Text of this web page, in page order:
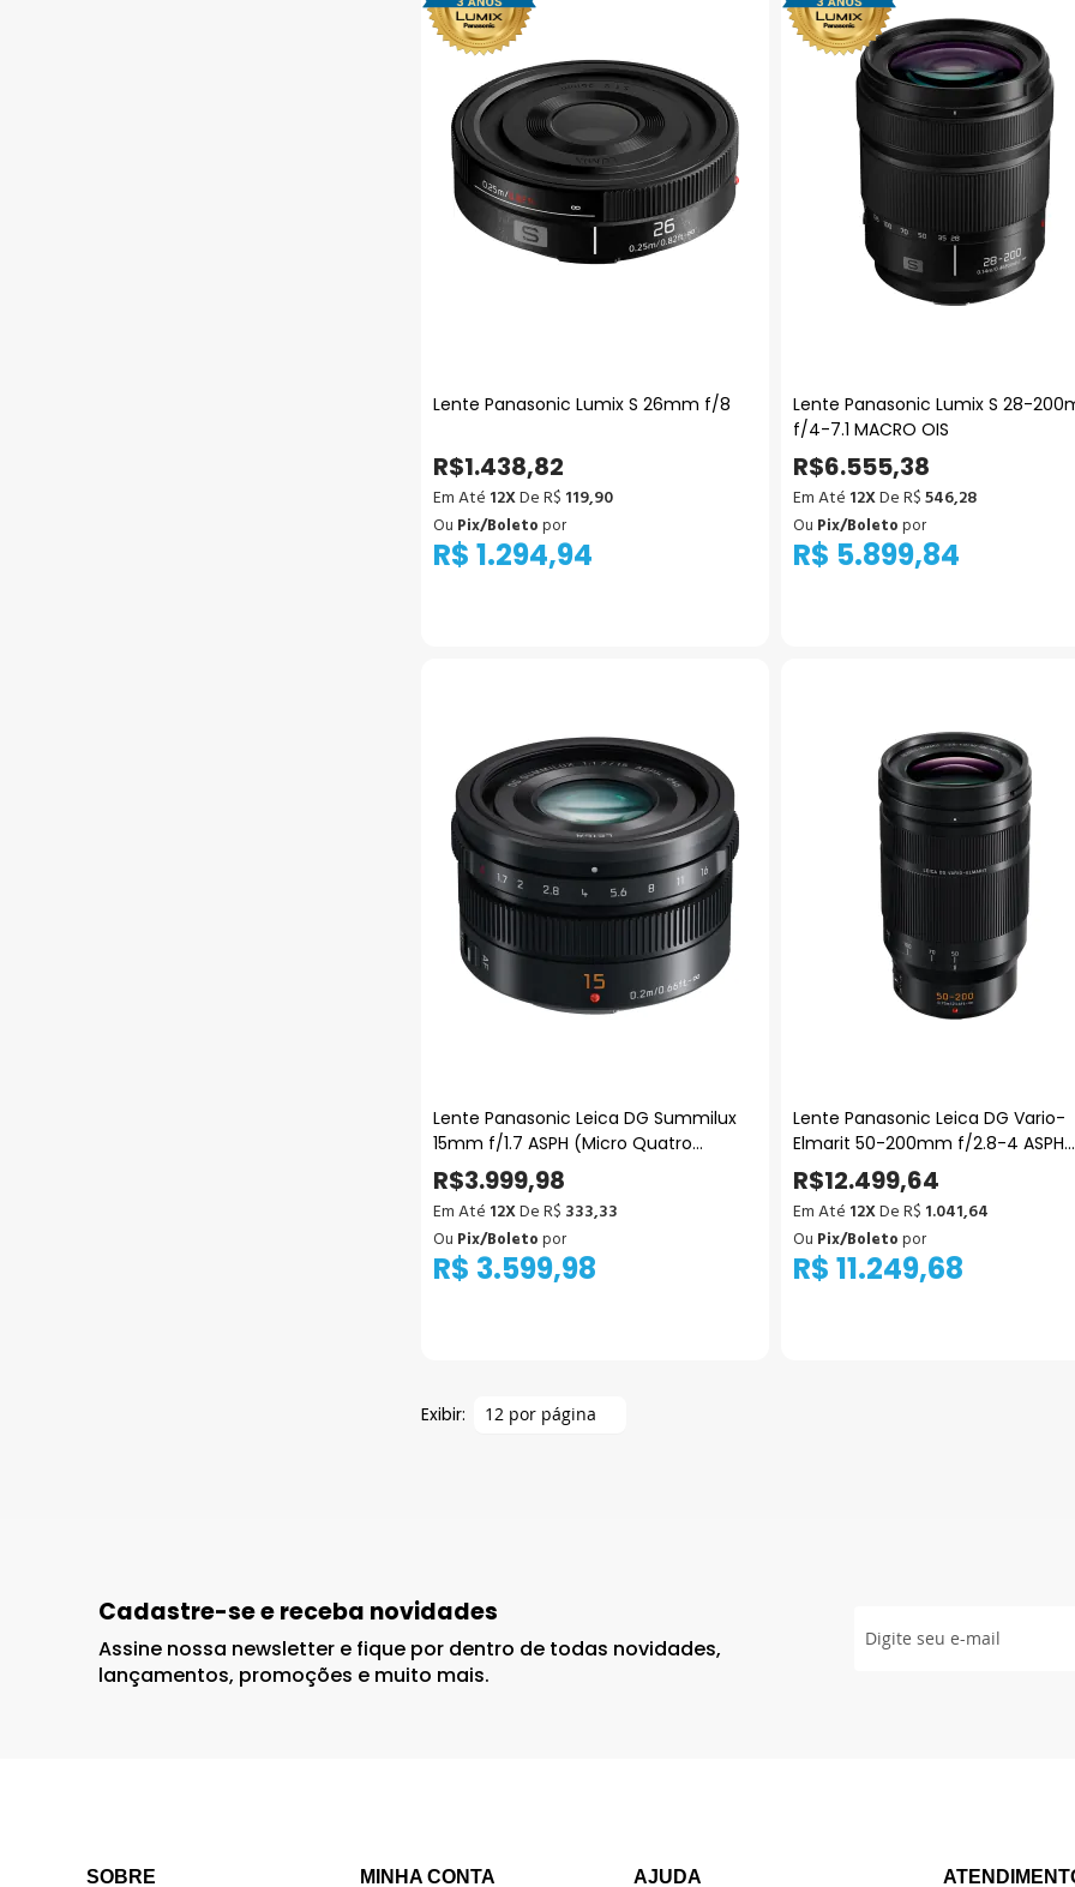
Lente Panasonic Lumix S 26mm f/8
R$1.438,82
Em Até 12XDe R$ 119,90
R$ 1.294,94
Ou Pix/Boletopor
Lente Panasonic Lumix S 28-
f/4-7.1 MACRO OIS
R$6.555,38
Em Até 12XDe R$546,28
R$ 5.899,84
Ou Pix/Boletopor
Lente Panasonic Leica DG Summilux
15mm f/1.7 ASPH (Micro Quatro
Terços)
R$3.999,98
Em Até 12XDe R$ 333,33
R$ 3.599,98
Ou Pix/Boletopor
Lente Panasonic Leica DG Vario-
Elmarit 50-200mm f/2.8-4 ASPH.
POWER O.I.S (Micro Quatro Terços)
R$12.499,64
Em Até 12XDe R$ 1.041,64
R$ 11.249,68
Ou Pix/Boletopor
Exibir:
Cadastre-se e receba novidades
Assine nossa newsletter e fique por dentro de todas novidades,
lançamentos, promoções e muito mais.
se
SOBRE MINHA CONTA AJUDA